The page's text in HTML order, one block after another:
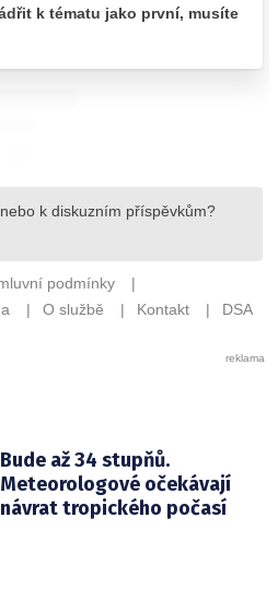
Bude až 34 stupňů.
Meteorologové očekávají
návrat tropického počasí